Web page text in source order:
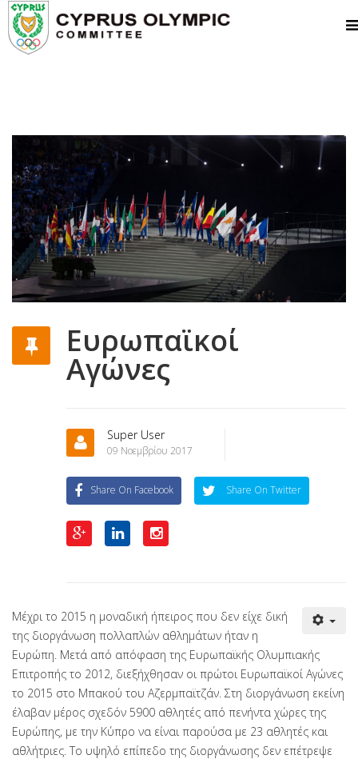
Ευρωπαϊκοί
Αγώνες
Super User
09 Νοεμβρίου 2017
Share On Facebook Share On Twitter
Μέχρι το 2015 η μοναδική ήπειρος που δεν είχε δική
της διοργάνωση πολλαπλών αθλημάτων ήταν η
Ευρώπη. Μετά από απόφαση της Ευρωπαϊκής Ολυμπιακής
Επιτροπής το 2012, διεξήχθησαν οι πρώτοι Ευρωπαϊκοί Αγώνες
το 2015 στο Μπακού του Αζερμπαϊτζάν. Στη διοργάνωση εκείνη
έλαβαν μέρος σχεδόν 5900 αθλητές από πενήντα χώρες της
Ευρώπης, με την Κύπρο να είναι παρούσα με 23 αθλητές και
αθλήτριες. Το υψηλό επίπεδο της διοργάνωσης δεν επέτρεψε